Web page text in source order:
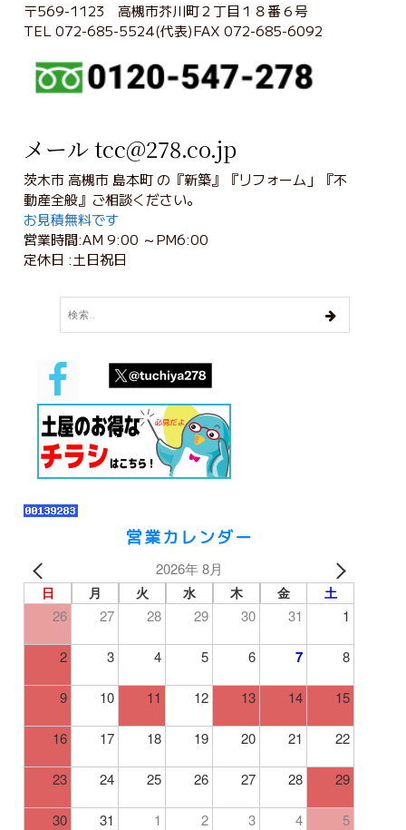
〒569-1123 高槻市芥川町２丁目１８番６号
TEL 072-685-5524(代表)FAX 072-685-6092
メール tcc@278.co.jp
茨木市 高槻市 島本町 の『新築』『リフォーム」『不
動産全般』ご相談ください。
お見積無料です
営業時間:AM 9:00 ～PM6:00
定休日 :土日祝日
営業カレンダー
2026年 8月
日 月 火 水 木 金 土
26 27 28 29 30 31 1
2 3 4 5 6 7 8
9 10 11 12 13 14 15
16 17 18 19 20 21 22
23 24 25 26 27 28 29
30 31 1 2 3 4 5